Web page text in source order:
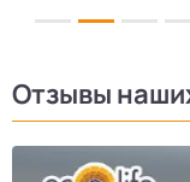
Отзывы